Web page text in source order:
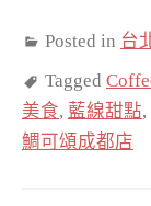
Posted in 台
Tagged
美食, 藍線甜點,
鯛可頌成都店